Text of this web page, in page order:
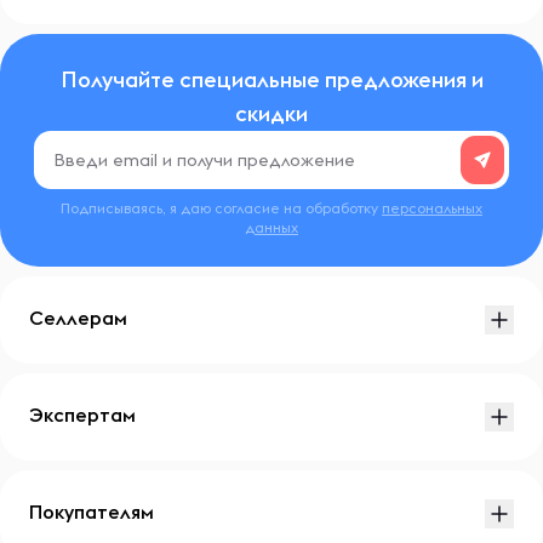
Получайте специальные предложения и
скидки
Подписываясь, я даю согласие на обработку персональных
данных
Селлерам
Экспертам
Покупателям